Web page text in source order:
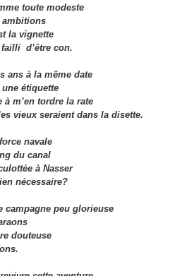
toute modeste
la vignette
d’être con.
ans à la même date
étiquette
m’en tordre la rate
vieux seraient dans la disette.
navale
du canal
à Nasser
nécessaire?
campagne peu glorieuse
douteuse